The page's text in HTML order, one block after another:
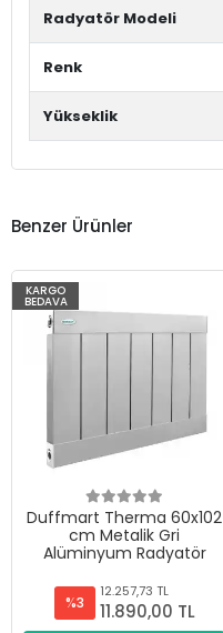
Radyatör Modeli
Renk
Yükseklik
Benzer Ürünler
KARGO
BEDAVA
Duffmart Therma 60x102
cm Metalik Gri
Alüminyum Radyatör
%3
12.257,73 TL
11.890,00 TL